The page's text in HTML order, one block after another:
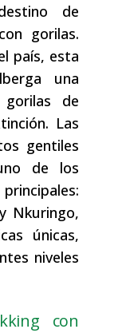
de
gorilas.
país, esta
una
de
Las
gentiles
de los
Nkuringo,
únicas,
niveles
con